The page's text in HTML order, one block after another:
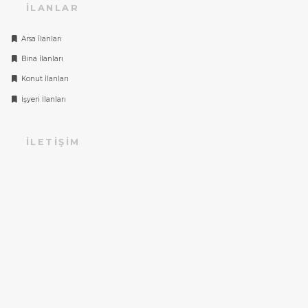
İLANLAR
Arsa İlanları
Bina İlanları
Konut İlanları
İşyeri İlanları
İLETIŞIM